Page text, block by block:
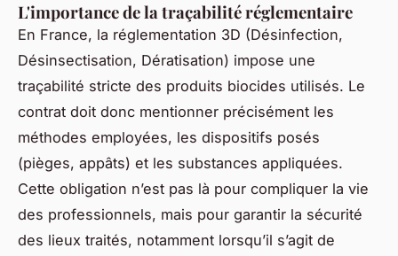
L'importance de la traçabilité réglementaire
En France, la réglementation 3D (Désinfection,
Désinsectisation, Dératisation) impose une
traçabilité stricte des produits biocides utilisés. Le
contrat doit donc mentionner précisément les
méthodes employées, les dispositifs posés
(pièges, appâts) et les substances appliquées.
Cette obligation n’est pas là pour compliquer la vie
des professionnels, mais pour garantir la sécurité
des lieux traités, notamment lorsqu’il s’agit de